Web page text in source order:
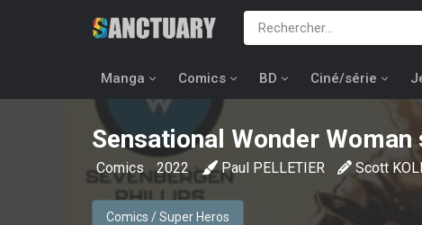
Manga Comics BD Ciné/série
Sensational Wonder Woman
Comics 2022 Paul PELLETIER Scott
Comics / Super Heros